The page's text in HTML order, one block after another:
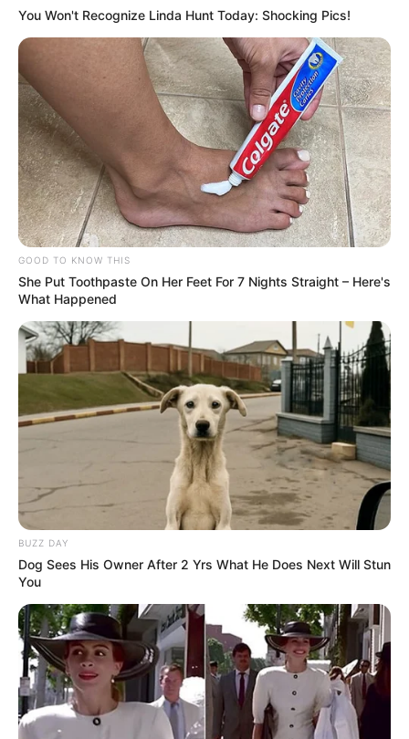
BUSCAR
DESTAQUES
FACEBOOK
DESTAQUES DA SEMANA
Agente de Saúde é indiciada por falsificar
visitas que nunca aconteceram.
Câmara dos Deputados: anuênios, triênios,
quinquênios, sexta-parte e licenças-prêmio
entram no debate.
promulgar PEC 14 em semana de
Presidente Kennedy (ES) abre processo
seletivo para Agentes de Saúde e de
Combate às Endemias.
PEC 14: o que acontece com quinquênio,
triênio e sexta-parte na aposentadoria?
You Won't Recognize Linda Hunt Today: Shocking Pics!
GOOD TO KNOW THIS
She Put Toothpaste On Her Feet For 7 Nights Straight – Here's
What Happened
BUZZ DAY
Dog Sees His Owner After 2 Yrs What He Does Next Will Stun
You